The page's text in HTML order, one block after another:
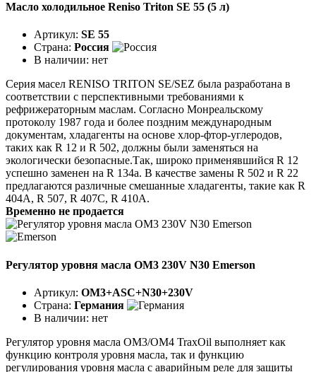
Масло холодильное Reniso Triton SE 55 (5 л)
Артикул: SE 55
Страна: Россия
В наличии: нет
Серия масел RENISO TRITON SE/SEZ была разработана в
соответствии с перспективными требованиями к
рефрижераторным маслам. Согласно Монреальскому
протоколу 1987 года и более поздним международным
документам, хладагенты на основе хлор-фтор-углеродов,
таких как R 12 и R 502, должны были заменяться на
экологически безопасные.Так, широко применявшийся R 12
успешно заменен на R 134a. В качестве замены R 502 и R 22
предлагаются различные смешанные хладагенты, такие как R
404A, R 507, R 407C, R 410A.
Временно не продается
Регулятор уровня масла OM3 230V N30 Emerson
Артикул: OM3+ASC+N30+230V
Страна: Германия
В наличии: нет
Регулятор уровня масла ОМ3/ОМ4 TraxOil выполняет как
функцию контроля уровня масла, так и функцию
регулирования уровня масла с аварийным реле для защиты